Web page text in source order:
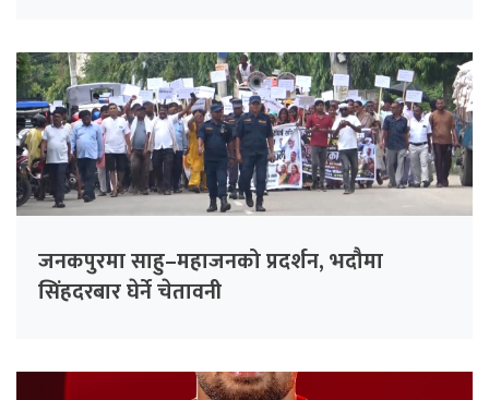
जनकपुरमा साहु–महाजनको प्रदर्शन, भदौमा
सिंहदरबार घेर्ने चेतावनी